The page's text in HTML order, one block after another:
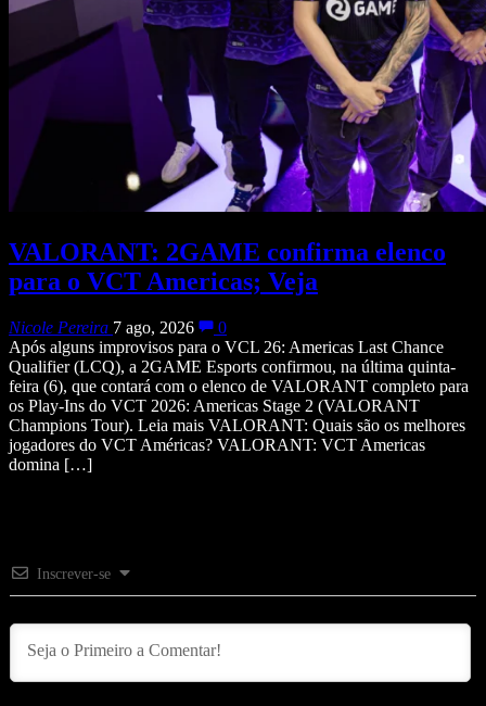
VALORANT: 2GAME confirma elenco
para o VCT Americas; Veja
Nicole Pereira 7 ago, 2026
0
Após alguns improvisos para o VCL 26: Americas Last Chance
Qualifier (LCQ), a 2GAME Esports confirmou, na última quinta-
feira (6), que contará com o elenco de VALORANT completo para
os Play-Ins do VCT 2026: Americas Stage 2 (VALORANT
Champions Tour). Leia mais VALORANT: Quais são os melhores
jogadores do VCT Américas? VALORANT: VCT Americas
domina […]
Inscrever-se